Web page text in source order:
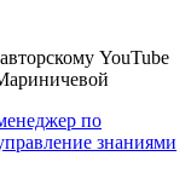
YouTube
по
знаниями